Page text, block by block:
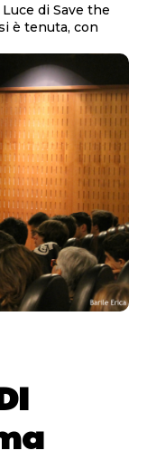
di Save the
è tenuta, con